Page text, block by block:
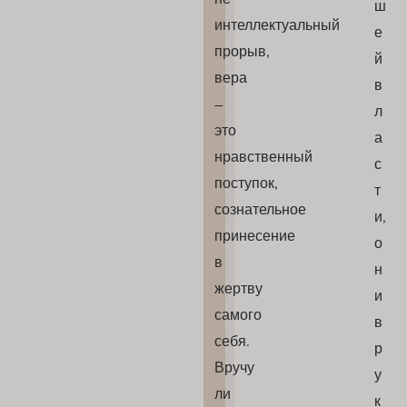
интеллектуальный
прорыв,
вера
–
это
нравственный
поступок,
сознательное
принесение
в
жертву
самого
себя.
Вручу
ли
ш
е
й
в
л
а
с
т
и,
о
н
и
в
р
у
к